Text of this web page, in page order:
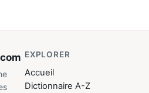
EXPLORER
Accueil
Dictionnaire A-Z